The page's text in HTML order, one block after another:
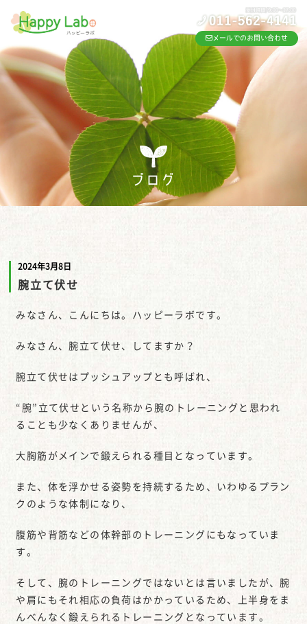
メールでのお問い合わせ
ブログ
2024年3月8日
腕立て伏せ
みなさん、こんにちは。ハッピーラボです。
みなさん、腕立て伏せ、してますか？
腕立て伏せはプッシュアップとも呼ばれ、
“腕”立て伏せという名称から腕のトレーニングと思われ
ることも少なくありませんが、
大胸筋がメインで鍛えられる種目となっています。
また、体を浮かせる姿勢を持続するため、いわゆるプラン
クのような体制になり、
腹筋や背筋などの体幹部のトレーニングにもなっていま
す。
そして、腕のトレーニングではないとは言いましたが、腕
や肩にもそれ相応の負荷はかかっているため、上半身をま
んべんなく鍛えられるトレーニングとなっています。